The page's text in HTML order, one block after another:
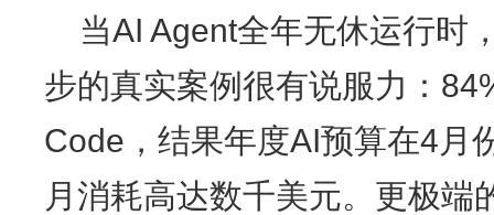
当AI Agent全年无休运行时
步的真实案例很有说服力：
Code，结果年度AI预算在4月
月消耗高达数千美元。更极端